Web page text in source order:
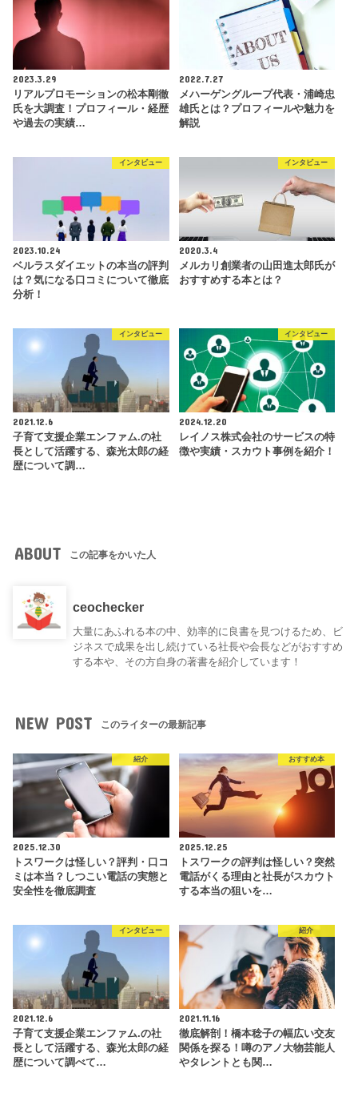
2023.3.29
リアルプロモーションの松本剛徹
氏を大調査！プロフィール・経歴
や過去の実績…
2022.7.27
メハーゲングループ代表・浦崎忠
雄氏とは？プロフィールや魅力を
解説
インタビュー
2023.10.24
ベルラスダイエットの本当の評判
は？気になる口コミについて徹底
分析！
インタビュー
2020.3.4
メルカリ創業者の山田進太郎氏が
おすすめする本とは？
インタビュー
2021.12.6
子育て支援企業エンファム.の社
長として活躍する、森光太郎の経
歴について調…
インタビュー
2024.12.20
レイノス株式会社のサービスの特
徴や実績・スカウト事例を紹介！
ABOUT この記事をかいた人
ceochecker
大量にあふれる本の中、効率的に良書を見つけるため、ビ
ジネスで成果を出し続けている社長や会長などがおすすめ
する本や、その方自身の著書を紹介しています！
NEW POST このライターの最新記事
紹介
2025.12.30
トスワークは怪しい？評判・口コ
ミは本当？しつこい電話の実態と
安全性を徹底調査
おすすめ本
2025.12.25
トスワークの評判は怪しい？突然
電話がくる理由と社長がスカウト
する本当の狙いを…
インタビュー
2021.12.6
子育て支援企業エンファム.の社
長として活躍する、森光太郎の経
歴について調べて…
紹介
2021.11.16
徹底解剖！橋本稔子の幅広い交友
関係を探る！噂のアノ大物芸能人
やタレントとも関…